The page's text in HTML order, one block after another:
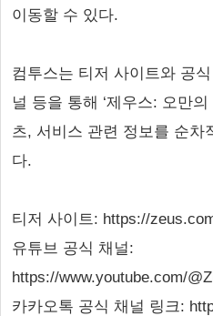
이동할 수 있다.
컴투스는 티저 사이트와 공
널 등을 통해 ‘제우스: 오만
츠, 서비스 관련 정보를 순차
다.
티저 사이트: https://
유튜브 공식 채널:
https://www.youtube.com/
카카오톡 공식 채널 링크: